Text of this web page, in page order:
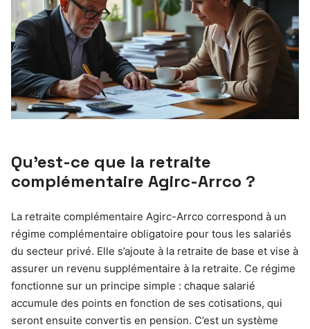
Qu’est-ce que la retraite
complémentaire Agirc-Arrco ?
La retraite complémentaire Agirc-Arrco correspond à un
régime complémentaire obligatoire pour tous les salariés
du secteur privé. Elle s’ajoute à la retraite de base et vise à
assurer un revenu supplémentaire à la retraite. Ce régime
fonctionne sur un principe simple : chaque salarié
accumule des points en fonction de ses cotisations, qui
seront ensuite convertis en pension. C’est un système